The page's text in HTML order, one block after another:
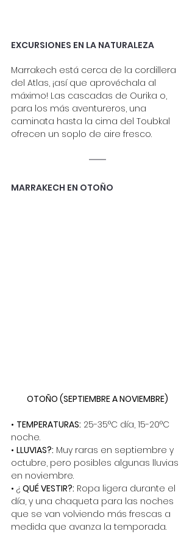
EXCURSIONES EN LA NATURALEZA
Marrakech está cerca de la cordillera
del Atlas, ¡así que aprovéchala al
máximo! Las cascadas de Ourika o,
para los más aventureros, una
caminata hasta la cima del Toubkal
ofrecen un soplo de aire fresco.
MARRAKECH EN OTOÑO
OTOÑO (SEPTIEMBRE A NOVIEMBRE)
• TEMPERATURAS: 25-35°C día, 15-20°C
noche.
• LLUVIAS?: Muy raras en septiembre y
octubre, pero posibles algunas lluvias
en noviembre.
• ¿ QUÉ VESTIR?: Ropa ligera durante el
día, y una chaqueta para las noches
que se van volviendo más frescas a
medida que avanza la temporada.